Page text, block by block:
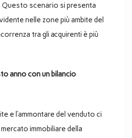
Questo scenario si presenta
nelle zone più ambite del
tra gli acquirenti è più
anno con un bilancio
e l’ammontare del venduto ci
immobiliare della